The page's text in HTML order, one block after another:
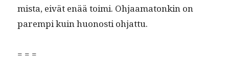
mista, eivät enää toi­mi. Ohjaam­a­tonkin on
parem­pi kuin huonos­ti ohjattu.
= = =